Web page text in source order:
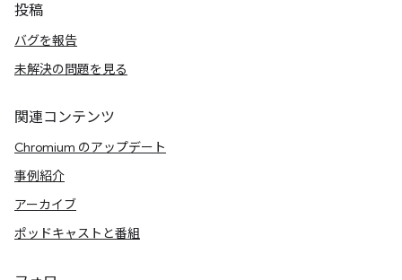
投稿
バグを報告
未解決の問題を見る
関連コンテンツ
Chromium のアップデート
事例紹介
アーカイブ
ポッドキャストと番組